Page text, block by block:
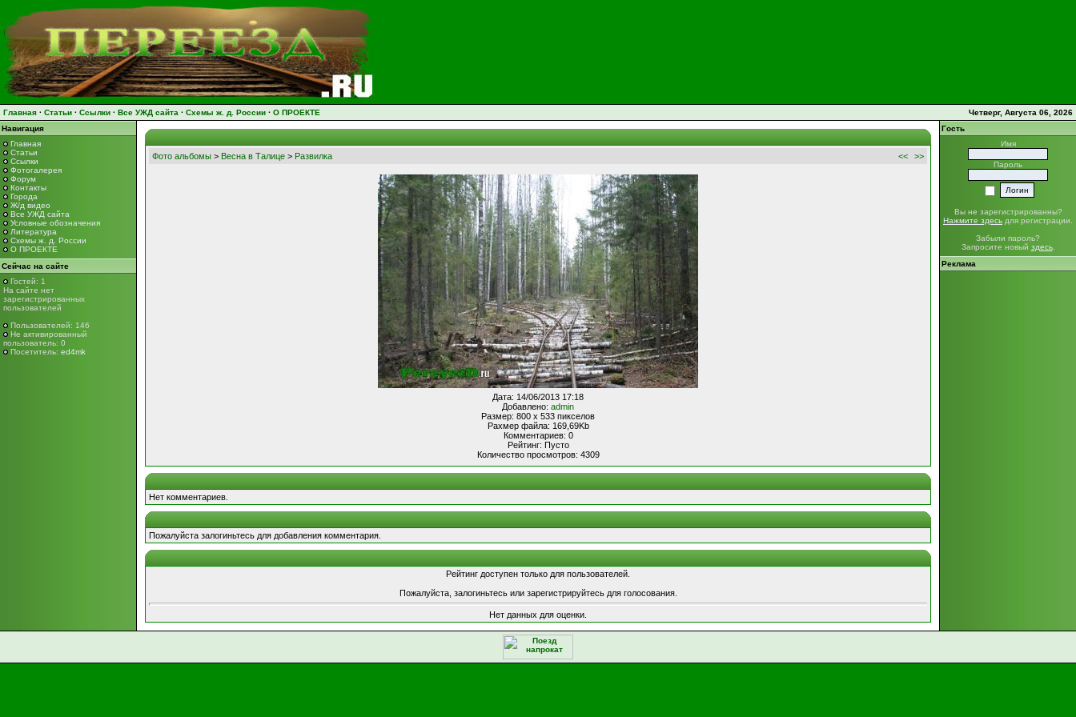
Главная · Статьи · Ссылки · Все УЖД сайта · Схемы ж. д. России · О ПРОЕКТЕ
Четверг, Августа 06, 2026
Навигация
Главная
Статьи
Ссылки
Фотогалерея
Форум
Контакты
Города
Ж/д видео
Все УЖД сайта
Условные обозначения
Литература
Схемы ж. д. России
О ПРОЕКТЕ
Сейчас на сайте
Гостей: 1
На сайте нет
зарегистрированных
пользователей
Пользователей: 146
Не активированный
пользователь: 0
Посетитель: ed4mk
Фото альбомы > Весна в Талице > Развилка << >>
Дата: 14/06/2013 17:18
Добавлено: admin
Размер: 800 x 533 пикселов
Рахмер файла: 169,69Kb
Комментариев: 0
Рейтинг: Пусто
Количество просмотров: 4309
Нет комментариев.
Пожалуйста залогиньтесь для добавления комментария.
Рейтинг доступен только для пользователей.
Пожалуйста, залогиньтесь или зарегистрируйтесь для голосования.
Нет данных для оценки.
Гость
Имя
Пароль
Вы не зарегистрированны?
Нажмите здесь для регистрации.
Забыли пароль?
Запросите новый здесь.
Реклама